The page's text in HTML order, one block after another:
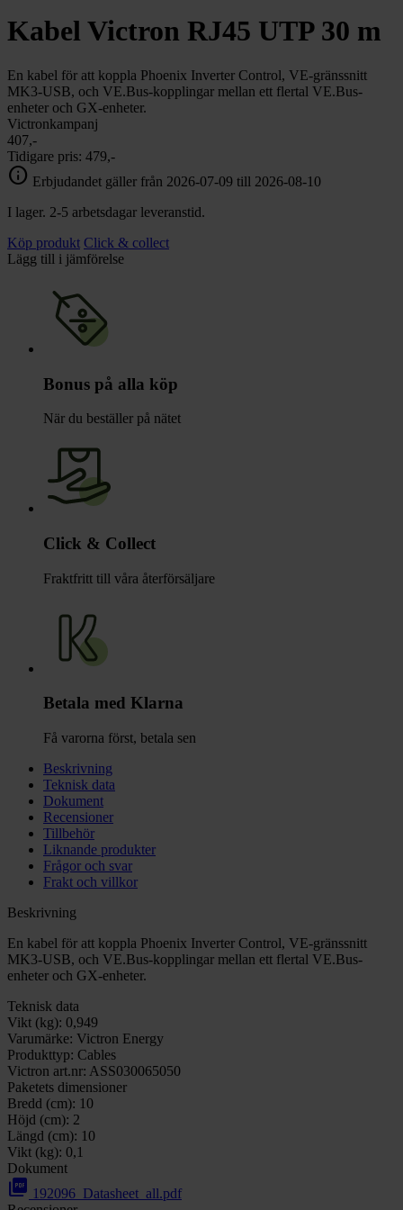
Grill & Fritid chevron_right
Reservdelar chevron_right
Kabel Victron RJ45 UTP 30 m
En kabel för att koppla Phoenix Inverter Control, VE-gränssnitt
MK3-USB, och VE.Bus-kopplingar mellan ett flertal VE.Bus-
enheter och GX-enheter.
Victronkampanj
407,-
Tidigare pris: 479,-
info Erbjudandet gäller från 2026-07-09 till 2026-08-10
I lager. 2-5 arbetsdagar leveranstid.
Köp produkt Click & collect
Lägg till i jämförelse
Bonus på alla köp
När du beställer på nätet
Click & Collect
Fraktfritt till våra återförsäljare
Betala med Klarna
Få varorna först, betala sen
Beskrivning
Teknisk data
Dokument
Recensioner
Tillbehör
Liknande produkter
Frågor och svar
Frakt och villkor
Beskrivning
En kabel för att koppla Phoenix Inverter Control, VE-gränssnitt
MK3-USB, och VE.Bus-kopplingar mellan ett flertal VE.Bus-
enheter och GX-enheter.
Teknisk data
Vikt (kg): 0,949
Varumärke: Victron Energy
Produkttyp: Cables
Victron art.nr: ASS030065050
Paketets dimensioner
Bredd (cm): 10
Höjd (cm): 2
Längd (cm): 10
Vikt (kg): 0,1
Dokument
picture_as_pdf 192096_Datasheet_all.pdf